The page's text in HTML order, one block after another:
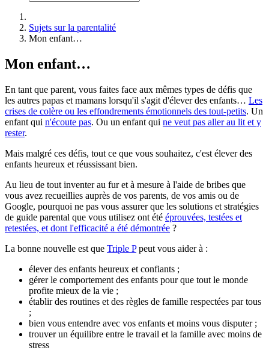
Sujets sur la parentalité
Mon enfant…
Mon enfant…
En tant que parent, vous faites face aux mêmes types de défis que
les autres papas et mamans lorsqu'il s'agit d'élever des enfants… Les
crises de colère ou les effondrements émotionnels des tout-petits. Un
enfant qui n'écoute pas. Ou un enfant qui ne veut pas aller au lit et y
rester.
Mais malgré ces défis, tout ce que vous souhaitez, c'est élever des
enfants heureux et réussissant bien.
Au lieu de tout inventer au fur et à mesure à l'aide de bribes que
vous avez recueillies auprès de vos parents, de vos amis ou de
Google, pourquoi ne pas vous assurer que les solutions et stratégies
de guide parental que vous utilisez ont été éprouvées, testées et
retestées, et dont l'efficacité a été démontrée ?
La bonne nouvelle est que Triple Ppeut vous aider à :
élever des enfants heureux et confiants ;
gérer le comportement des enfants pour que tout le monde
profite mieux de la vie ;
établir des routines et des règles de famille respectées par tous
;
bien vous entendre avec vos enfants et moins vous disputer ;
trouver un équilibre entre le travail et la famille avec moins de
stress